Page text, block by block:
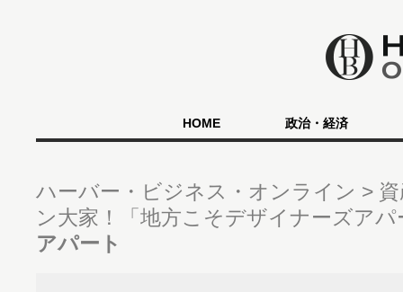
HOME 政治・経済
ハーバー・ビジネス・オンライン
ン大家！「地方こそデザイナーズア
アパート